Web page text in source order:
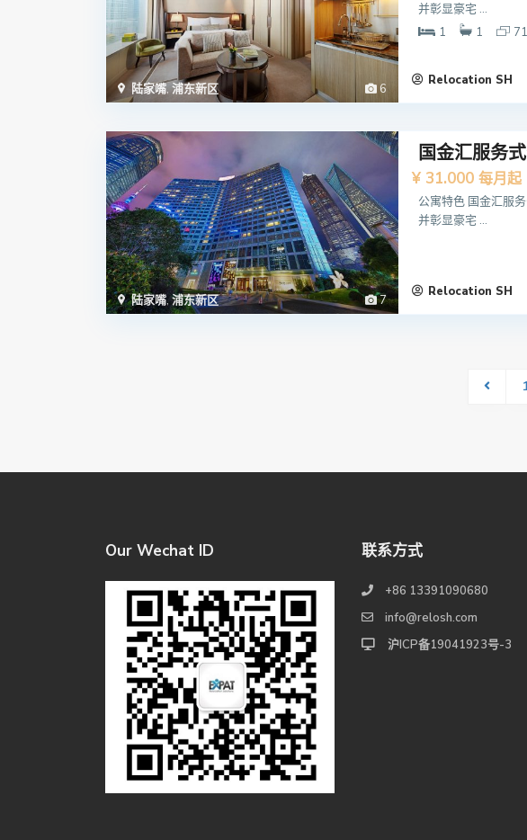
6
陆家嘴,浦东新区
并彰显豪宅 ...
1
1
Relocation SH
7
陆家嘴,浦东新区
国金汇服务
¥ 31.000 每月起
公寓特色 国金汇服
并彰显豪宅 ...
Relocation SH
Our Wechat ID 联系方式
+86 13391090680
info@relosh.com
沪ICP备19041923号-3